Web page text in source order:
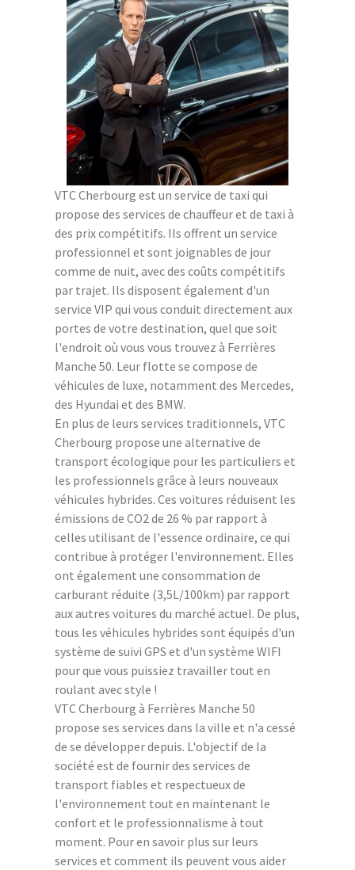
VTC Cherbourg est un service de taxi qui
propose des services de chauffeur et de taxi à
des prix compétitifs. Ils offrent un service
professionnel et sont joignables de jour
comme de nuit, avec des coûts compétitifs
par trajet. Ils disposent également d'un
service VIP qui vous conduit directement aux
portes de votre destination, quel que soit
l'endroit où vous vous trouvez à Ferrières
Manche 50. Leur flotte se compose de
véhicules de luxe, notamment des Mercedes,
des Hyundai et des BMW.
En plus de leurs services traditionnels, VTC
Cherbourg propose une alternative de
transport écologique pour les particuliers et
les professionnels grâce à leurs nouveaux
véhicules hybrides. Ces voitures réduisent les
émissions de CO2 de 26 % par rapport à
celles utilisant de l'essence ordinaire, ce qui
contribue à protéger l'environnement. Elles
ont également une consommation de
carburant réduite (3,5L/100km) par rapport
aux autres voitures du marché actuel. De plus,
tous les véhicules hybrides sont équipés d'un
système de suivi GPS et d'un système WIFI
pour que vous puissiez travailler tout en
roulant avec style !
VTC Cherbourg à Ferrières Manche 50
propose ses services dans la ville et n'a cessé
de se développer depuis. L'objectif de la
société est de fournir des services de
transport fiables et respectueux de
l'environnement tout en maintenant le
confort et le professionnalisme à tout
moment. Pour en savoir plus sur leurs
services et comment ils peuvent vous aider